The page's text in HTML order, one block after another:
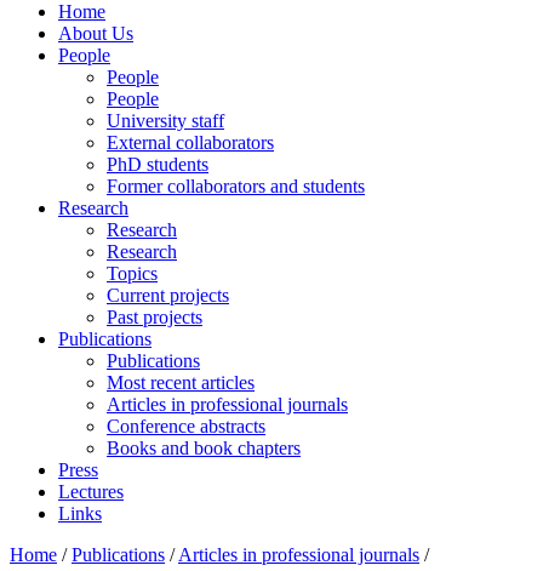
Home
About Us
People
People
People
University staff
External collaborators
PhD students
Former collaborators and students
Research
Research
Research
Topics
Current projects
Past projects
Publications
Publications
Most recent articles
Articles in professional journals
Conference abstracts
Books and book chapters
Press
Lectures
Links
Home / Publications / Articles in professional journals /